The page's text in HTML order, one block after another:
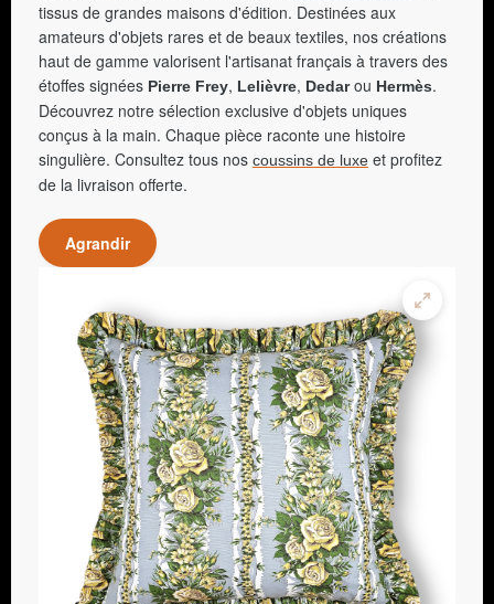
tissus de grandes maisons d'édition. Destinées aux
amateurs d'objets rares et de beaux textiles, nos créations
haut de gamme valorisent l'artisanat français à travers des
étoffes signées Pierre Frey, Lelièvre, Dedarou Hermès.
Découvrez notre sélection exclusive d'objets uniques
conçus à la main. Chaque pièce raconte une histoire
singulière. Consultez tous nos coussins de luxe et profitez
de la livraison offerte.
Agrandir